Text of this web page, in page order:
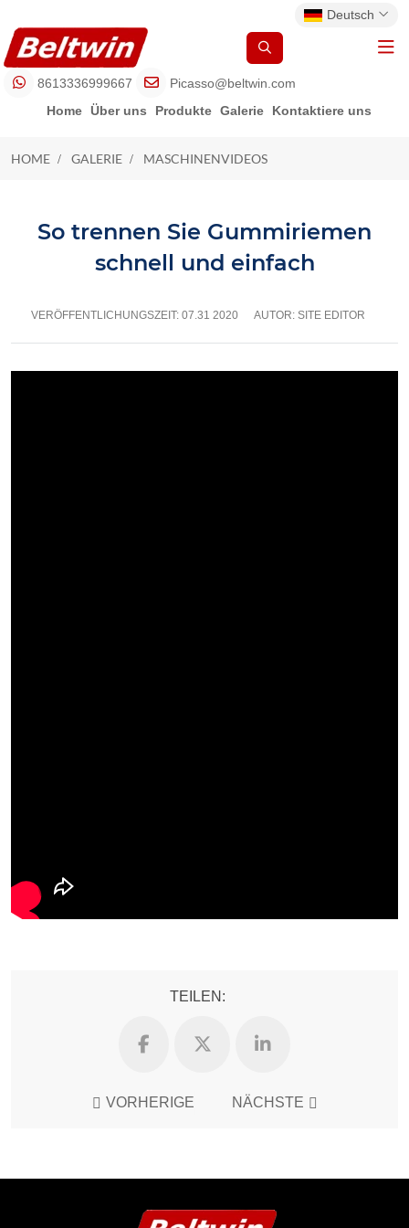
Deutsch
8613336999667
Picasso@beltwin.com
Home Über uns Produkte Galerie Kontaktiere uns
MASCHINENVIDEOS
HOME GALERIE MASCHINENVIDEOS
So trennen Sie Gummiriemen
schnell und einfach
VERÖFFENTLICHUNGSZEIT: 07.31 2020 AUTOR: SITE EDITOR
TEILEN:
VORHERIGE NÄCHSTE